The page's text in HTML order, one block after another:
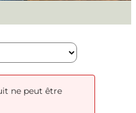
ne peut être